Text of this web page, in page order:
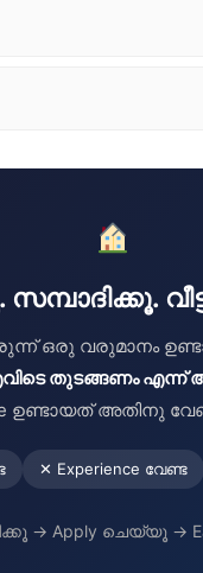
സമ്പാദിക്കൂ.
ഒരു വരുമാനം
തുടങ്ങണം എന്ന്
ഉണ്ടായത് അതിനു
✕ Experience വേണ്ട
→ Apply ചെയ്യൂ →